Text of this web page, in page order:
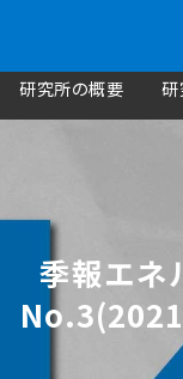
研究所の概要
季報エネ